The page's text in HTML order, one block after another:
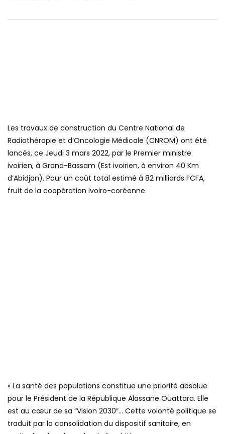
Les travaux de construction du Centre National de
Radiothérapie et d’Oncologie Médicale (CNROM) ont été
lancés, ce Jeudi 3 mars 2022, par le Premier ministre
ivoirien, à Grand-Bassam (Est ivoirien, à environ 40 Km
d’Abidjan). Pour un coût total estimé à 82 milliards FCFA,
fruit de la coopération ivoiro-coréenne.
« La santé des populations constitue une priorité absolue
pour le Président de la République Alassane Ouattara. Elle
est au cœur de sa “Vision 2030″… Cette volonté politique se
traduit par la consolidation du dispositif sanitaire, en